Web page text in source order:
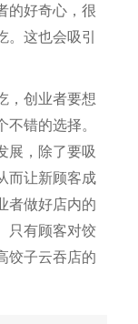
的好奇心，很
这也会吸引
，创业者要想
错的选择。
展，除了要吸
而让新顾客成
者做好店内的
只有顾客对饺
饺子云吞店的